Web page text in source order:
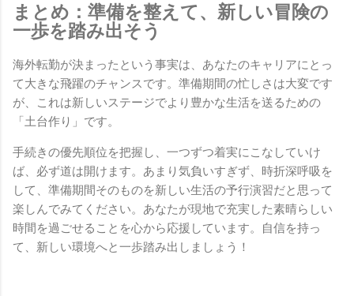
まとめ：準備を整えて、新しい冒険の
一歩を踏み出そう
海外転勤が決まったという事実は、あなたのキャリアにとっ
て大きな飛躍のチャンスです。準備期間の忙しさは大変です
が、これは新しいステージでより豊かな生活を送るための
「土台作り」です。
手続きの優先順位を把握し、一つずつ着実にこなしていけ
ば、必ず道は開けます。あまり気負いすぎず、時折深呼吸を
して、準備期間そのものを新しい生活の予行演習だと思って
楽しんでみてください。あなたが現地で充実した素晴らしい
時間を過ごせることを心から応援しています。自信を持っ
て、新しい環境へと一歩踏み出しましょう！